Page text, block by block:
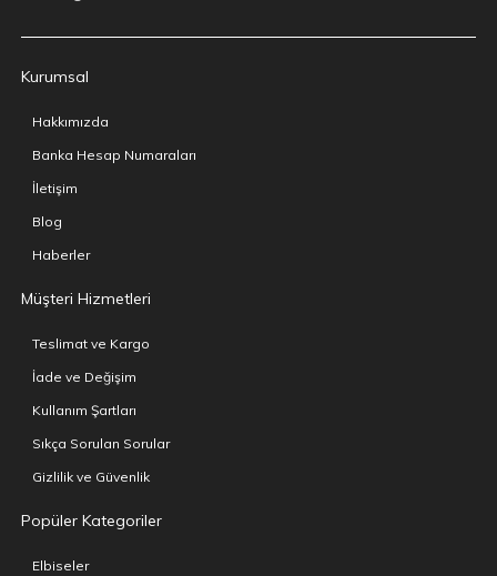
Kurumsal
Hakkımızda
Banka Hesap Numaraları
İletişim
Blog
Haberler
Müşteri Hizmetleri
Teslimat ve Kargo
İade ve Değişim
Kullanım Şartları
Sıkça Sorulan Sorular
Gizlilik ve Güvenlik
Popüler Kategoriler
Elbiseler